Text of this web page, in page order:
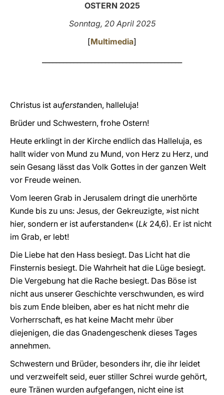
OSTERN 2025
Sonntag, 20 April 2025
[Multimedia]
Christus ist auferstanden, halleluja!
Brüder und Schwestern, frohe Ostern!
Heute erklingt in der Kirche endlich das Halleluja, es
hallt wider von Mund zu Mund, von Herz zu Herz, und
sein Gesang lässt das Volk Gottes in der ganzen Welt
vor Freude weinen.
Vom leeren Grab in Jerusalem dringt die unerhörte
Kunde bis zu uns: Jesus, der Gekreuzigte, »ist nicht
hier, sondern er ist auferstanden« (Lk 24,6). Er ist nicht
im Grab, er lebt!
Die Liebe hat den Hass besiegt. Das Licht hat die
Finsternis besiegt. Die Wahrheit hat die Lüge besiegt.
Die Vergebung hat die Rache besiegt. Das Böse ist
nicht aus unserer Geschichte verschwunden, es wird
bis zum Ende bleiben, aber es hat nicht mehr die
Vorherrschaft, es hat keine Macht mehr über
diejenigen, die das Gnadengeschenk dieses Tages
annehmen.
Schwestern und Brüder, besonders ihr, die ihr leidet
und verzweifelt seid, euer stiller Schrei wurde gehört,
eure Tränen wurden aufgefangen, nicht eine ist